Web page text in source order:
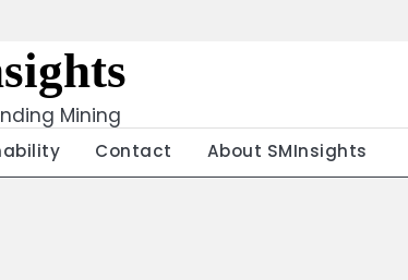
Mining
Contact About SMInsights